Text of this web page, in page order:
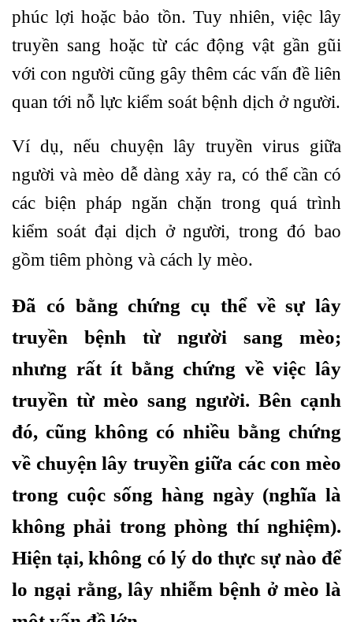
phúc lợi hoặc bảo tồn. Tuy nhiên, việc lây
truyền sang hoặc từ các động vật gần gũi
với con người cũng gây thêm các vấn đề liên
quan tới nỗ lực kiểm soát bệnh dịch ở người.
Ví dụ, nếu chuyện lây truyền virus giữa
người và mèo dễ dàng xảy ra, có thể cần có
các biện pháp ngăn chặn trong quá trình
kiểm soát đại dịch ở người, trong đó bao
gồm tiêm phòng và cách ly mèo.
Đã có bằng chứng cụ thể về sự lây
truyền bệnh từ người sang mèo;
nhưng rất ít bằng chứng về việc lây
truyền từ mèo sang người. Bên cạnh
đó, cũng không có nhiều bằng chứng
về chuyện lây truyền giữa các con mèo
trong cuộc sống hàng ngày (nghĩa là
không phải trong phòng thí nghiệm).
Hiện tại, không có lý do thực sự nào để
lo ngại rằng, lây nhiễm bệnh ở mèo là